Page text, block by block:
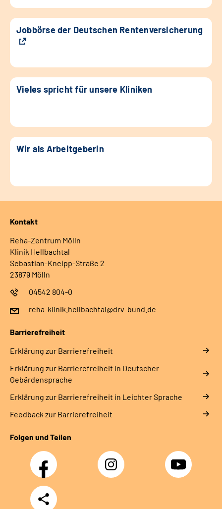
Jobbörse der Deutschen Rentenversicherung
Vieles spricht für unsere Kliniken
Wir als Arbeitgeberin
Kontakt
Reha-Zentrum Mölln
Klinik Hellbachtal
Sebastian-Kneipp-Straße 2
23879 Mölln
04542 804-0
reha-klinik.hellbachtal@drv-bund.de
Barrierefreiheit
Erklärung zur Barrierefreiheit
Erklärung zur Barrierefreiheit in Deutscher
Gebärdensprache
Erklärung zur Barrierefreiheit in Leichter Sprache
Feedback zur Barrierefreiheit
Folgen und Teilen
Facebook Instagram YouTube
Teilen